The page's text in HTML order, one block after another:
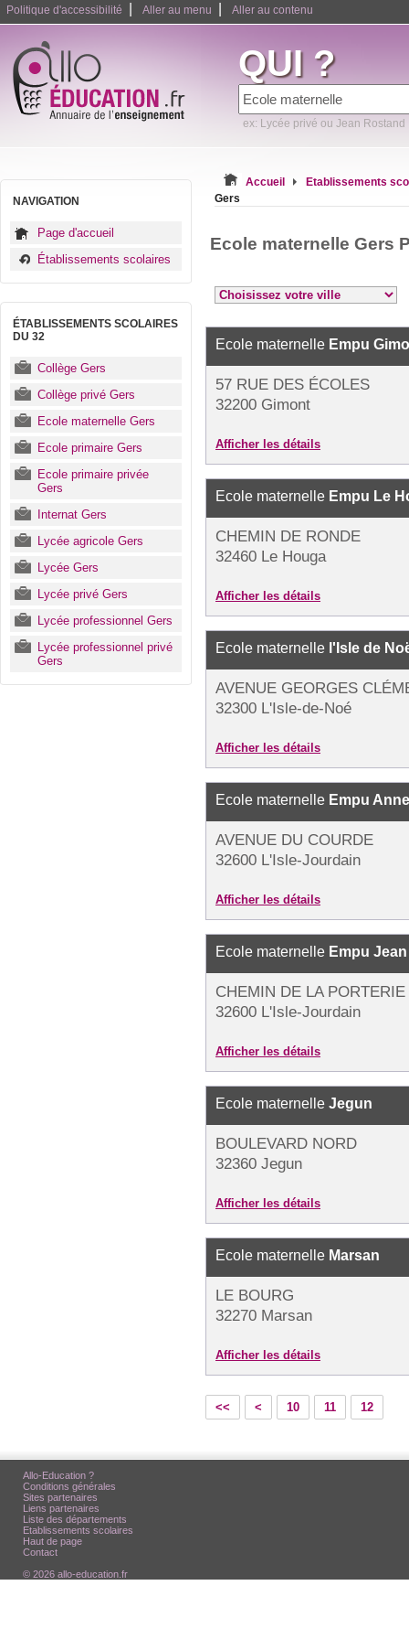
Politique d'accessibilité Aller au menu Aller au contenu
QUI ?
ex: Lycée privé ou Jean Rostand
NAVIGATION
Page d'accueil
Établissements scolaires
ÉTABLISSEMENTS SCOLAIRES
DU 32
Collège Gers
Collège privé Gers
Ecole maternelle Gers
Ecole primaire Gers
Ecole primaire privée
Gers
Internat Gers
Lycée agricole Gers
Lycée Gers
Lycée privé Gers
Lycée professionnel Gers
Lycée professionnel privé
Gers
Accueil
Etablissements
Gers
Ecole maternelle Gers
Ecole maternelle Empu
57 RUE DES ÉCOLES
32200 Gimont
Afficher les détails
Ecole maternelle Empu Le
CHEMIN DE RONDE
32460 Le Houga
Afficher les détails
Ecole maternelle l'Isle de
AVENUE GEORGES
32300 L'Isle-de-Noé
Afficher les détails
Ecole maternelle Empu
AVENUE DU COURDE
32600 L'Isle-Jourdain
Afficher les détails
Ecole maternelle Empu
CHEMIN DE LA PORTERIE
32600 L'Isle-Jourdain
Afficher les détails
Ecole maternelle Jegun
BOULEVARD NORD
32360 Jegun
Afficher les détails
Ecole maternelle Marsan
LE BOURG
32270 Marsan
Afficher les détails
<< < 10 11 12
Allo-Education ?
Conditions générales
Sites partenaires
Liens partenaires
Liste des départements
Etablissements scolaires
Haut de page
Contact
© 2026 allo-education.fr